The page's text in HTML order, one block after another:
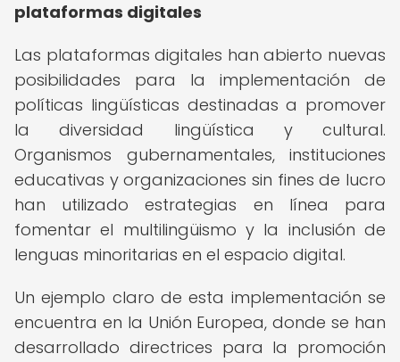
plataformas digitales
Las plataformas digitales han abierto nuevas
posibilidades para la implementación de
políticas lingüísticas destinadas a promover
la diversidad lingüística y cultural.
Organismos gubernamentales, instituciones
educativas y organizaciones sin fines de lucro
han utilizado estrategias en línea para
fomentar el multilingüismo y la inclusión de
lenguas minoritarias en el espacio digital.
Un ejemplo claro de esta implementación se
encuentra en la Unión Europea, donde se han
desarrollado directrices para la promoción